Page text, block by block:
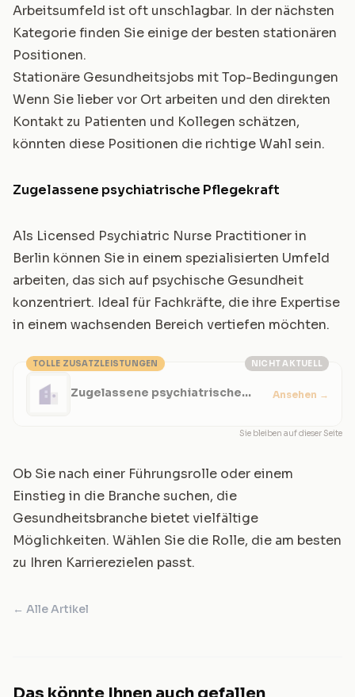
Arbeitsumfeld ist oft unschlagbar. In der nächsten
Kategorie finden Sie einige der besten stationären
Positionen.
Stationäre Gesundheitsjobs mit Top-Bedingungen
Wenn Sie lieber vor Ort arbeiten und den direkten
Kontakt zu Patienten und Kollegen schätzen,
könnten diese Positionen die richtige Wahl sein.
Zugelassene psychiatrische Pflegekraft
Als Licensed Psychiatric Nurse Practitioner in
Berlin können Sie in einem spezialisierten Umfeld
arbeiten, das sich auf psychische Gesundheit
konzentriert. Ideal für Fachkräfte, die ihre Expertise
in einem wachsenden Bereich vertiefen möchten.
NICHT AKTUELL
TOLLE ZUSATZLEISTUNGEN
Zugelassene psychiatrische
Ansehen →
Sie bleiben auf dieser Seite
Ob Sie nach einer Führungsrolle oder einem
Einstieg in die Branche suchen, die
Gesundheitsbranche bietet vielfältige
Möglichkeiten. Wählen Sie die Rolle, die am besten
zu Ihren Karrierezielen passt.
← Alle Artikel